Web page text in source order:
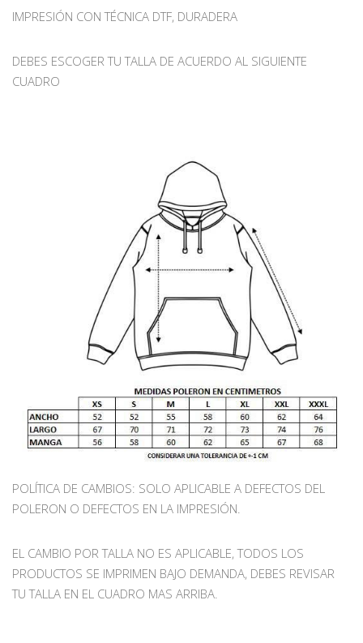
IMPRESIÓN CON TÉCNICA DTF, DURADERA
DEBES ESCOGER TU TALLA DE ACUERDO AL SIGUIENTE
CUADRO
POLÍTICA DE CAMBIOS: SOLO APLICABLE A DEFECTOS DEL
POLERON O DEFECTOS EN LA IMPRESIÓN.
EL CAMBIO POR TALLA NO ES APLICABLE, TODOS LOS
PRODUCTOS SE IMPRIMEN BAJO DEMANDA, DEBES REVISAR
TU TALLA EN EL CUADRO MAS ARRIBA.